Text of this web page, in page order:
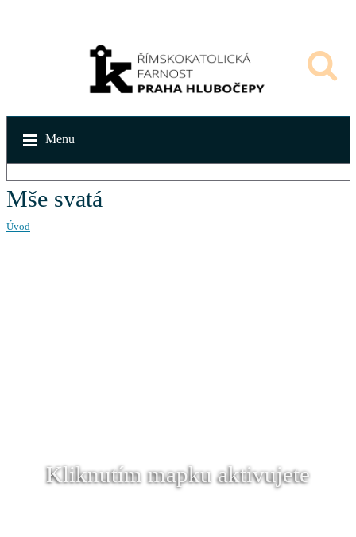
Menu
Mše svatá
Úvod
Kliknutím mapku aktivujete